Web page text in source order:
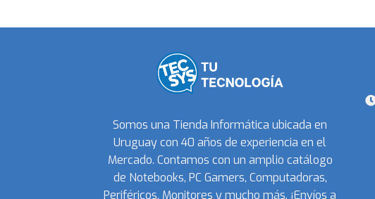
Somos una Tienda Informática ubicada en
Uruguay con 40 años de experiencia en el
Mercado. Contamos con un amplio catálogo
de Notebooks, PC Gamers, Computadoras,
Periféricos, Monitores y mucho más. ¡Envíos a